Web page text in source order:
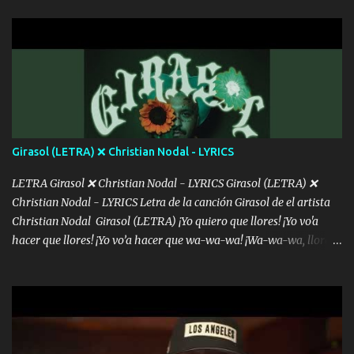
con la gente Dices "Latino Gang" pero pisas a to'a tu gente Pa’ dar
menos se prudente Hoy me sabe a mierda, traigo un Balvin en los
dientes Por falta de empatía le toca ser resiliente ¿Acaso eres
consciente de los followers que mueves? Parcerito, abre los ojos y
ve el poder que tienes Otro chiste malo son los nombres de tus
álbum's "José, vibras colores con la energía del diablo " ¿Si ...
Girasol (LETRA) ❌ Christian Nodal - LYRICS
LETRA Girasol ❌ Christian Nodal - LYRICS Girasol (LETRA) ❌
Christian Nodal - LYRICS Letra de la canción Girasol de el artista
Christian Nodal Girasol (LETRA) ¡Yo quiero que llores! ¡Yo vo'a
hacer que llores! ¡Yo vo’a hacer que wa-wa-wa! ¡Wa-wa-wa, llores!
intentas rimar Pobre payaso que usa a todo el mundo pa' conectar
con la gente Dices "Latino Gang" pero pisas a to'a tu gente Pa’ dar